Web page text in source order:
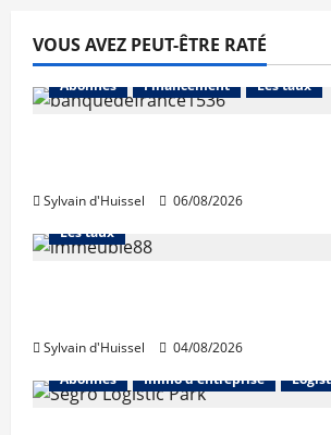
VOUS AVEZ PEUT-ÊTRE RATÉ
Abonnés Financement Les taux
Sylvain d'Huissel 06/08/2026
Abonnés Financement
Les taux
Sylvain d'Huissel
04/08/2026
Abonnés
Immo d'entreprise